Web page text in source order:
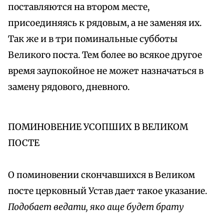
поставляются на втором месте,
присоединяясь к рядовым, а не заменяя их.
Так же и в три поминальные субботы
Великого поста. Тем более во всякое другое
время заупокойное не может назначаться в
замену рядового, дневного.
ПОМИНОВЕНИЕ УСОПШИХ В ВЕЛИКОМ
ПОСТЕ
О поминовении скончавшихся в Великом
посте церковный Устав дает такое указание.
Подобает ведати, яко аще будет брату